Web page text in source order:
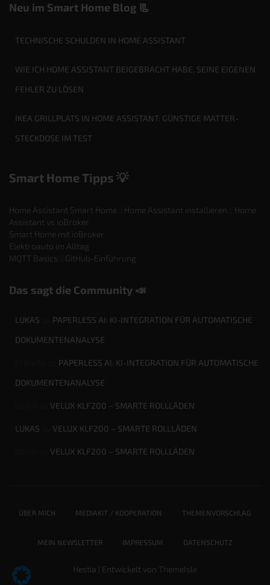
Neu im Smart Home Blog 📃
TECHNISCHE SCHULDEN IN HOME ASSISTANT
WIE ICH HOME ASSISTANT BEIGEBRACHT HABE, SEINE EIGENEN
FEHLER ZU LÖSEN
IKEA GRILLPLATS IN HOME ASSISTANT: GÜNSTIGE MATTER-
STECKDOSE IM TEST
Smart Home Tipps 💡
Home Assistant Smart Home Home Assistant installieren
Home
Assistant vs ioBroker
Smart Home mit ioBroker
Elektroauto im Alltag
MQTT Basics
GitHub-Einführung
Das sagt die Community 📣
LUKAS
PAPERLESS AI: KI-INTEGRATION FÜR AUTOMATISCHE
DOKUMENTENANALYSE
PAPERLESS AI: KI-INTEGRATION FÜR AUTOMATISCHE
DOKUMENTENANALYSE
VELUX KLF200 – SMARTE ROLLLÄDEN
LUKAS VELUX KLF200 – SMARTE ROLLLÄDEN
VELUX KLF200 – SMARTE ROLLLÄDEN
ÜBER MICH MEDIAKIT / KOOPERATION THEMENVORSCHLAG
MEIN NEWSLETTER IMPRESSUM DATENSCHUTZ
Hestia | Entwickelt von ThemeIsle